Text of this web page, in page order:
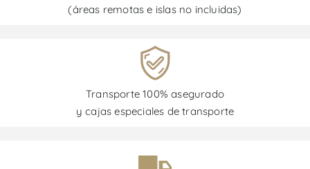
(áreas remotas e islas no incluidas)
Transporte 100% asegurado
y cajas especiales de transporte